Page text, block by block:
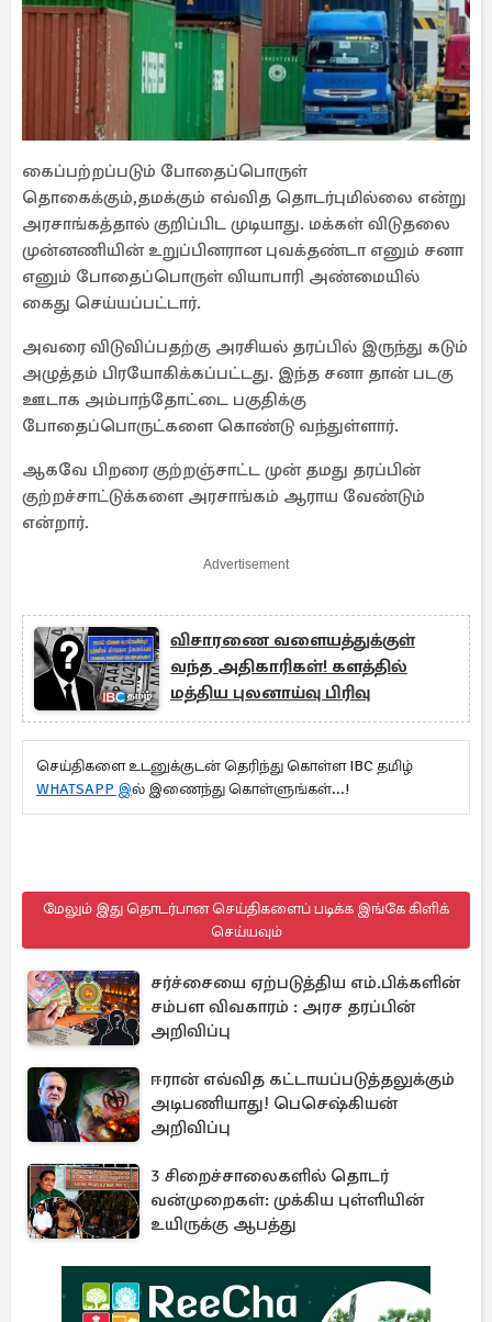
கைப்பற்றப்படும் போதைப்பொருள்
தொகைக்கும்,தமக்கும் எவ்வித தொடர்புமில்லை என்று
அரசாங்கத்தால் குறிப்பிட முடியாது. மக்கள் விடுதலை
முன்னணியின் உறுப்பினரான புவக்தண்டா எனும் சனா
எனும் போதைப்பொருள் வியாபாரி அண்மையில்
கைது செய்யப்பட்டார்.
அவரை விடுவிப்பதற்கு அரசியல் தரப்பில் இருந்து கடும்
அழுத்தம் பிரயோகிக்கப்பட்டது. இந்த சனா தான் படகு
ஊடாக அம்பாந்தோட்டை பகுதிக்கு
போதைப்பொருட்களை கொண்டு வந்துள்ளார்.
ஆகவே பிறரை குற்றஞ்சாட்ட முன் தமது தரப்பின்
குற்றச்சாட்டுக்களை அரசாங்கம் ஆராய வேண்டும்
என்றார்.
Advertisement
விசாரணை வளையத்துக்குள்
வந்த அதிகாரிகள்! களத்தில்
மத்திய புலனாய்வு பிரிவு
செய்திகளை உடனுக்குடன் தெரிந்து கொள்ள IBC தமிழ்
WHATSAPP இல் இணைந்து கொள்ளுங்கள்...!
மேலும் இது தொடர்பான செய்திகளைப் படிக்க இங்கே கிளிக்
செய்யவும்
சர்ச்சையை ஏற்படுத்திய எம்.பிக்களின்
சம்பள விவகாரம் : அரச தரப்பின்
அறிவிப்பு
ஈரான் எவ்வித கட்டாயப்படுத்தலுக்கும்
அடிபணியாது! பெசெஷ்கியன்
அறிவிப்பு
3 சிறைச்சாலைகளில் தொடர்
வன்முறைகள்: முக்கிய புள்ளியின்
உயிருக்கு ஆபத்து